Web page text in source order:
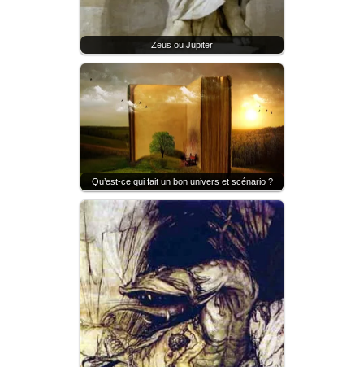
Zeus ou Jupiter
Qu’est-ce qui fait un bon univers et scénario ?